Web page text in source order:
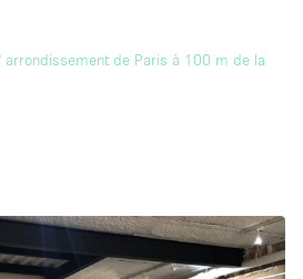
arrondissement de Paris à 100 m de la